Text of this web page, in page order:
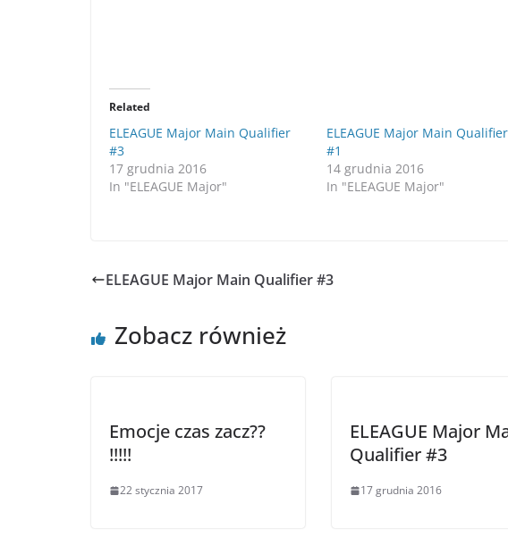
Related
ELEAGUE Major Main Qualifier
#3
17 grudnia 2016
In "ELEAGUE Major"
ELEAGUE Major Main Qualifier
#1
14 grudnia 2016
In "ELEAGUE Major"
ELEAGUE Major Main Qualifier #3
Zobacz również
Emocje czas zacz??
!!!!!
22 stycznia 2017
ELEAGUE Major
Qualifier #3
17 grudnia 2016